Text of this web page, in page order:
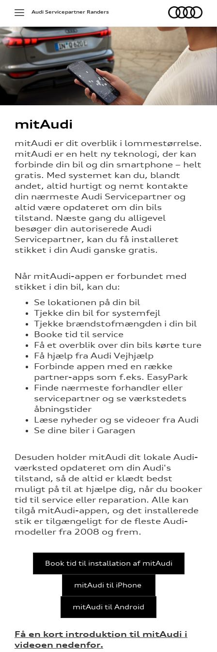
værkstedet
5 år?
elbiler
til
Toggle
navigation
Audi
Audi Servicepartner Randers
mitAudi
mitAudi er dit overblik i lommestørrelse.
mitAudi er en helt ny teknologi, der kan
forbinde din bil og din smartphone – helt
gratis. Med systemet kan du, blandt
andet, altid hurtigt og nemt kontakte
din nærmeste Audi Servicepartner og
altid være opdateret om din bils
tilstand. Næste gang du alligevel
besøger din autoriserede Audi
Servicepartner, kan du få installeret
stikket i din Audi ganske gratis.
Når mitAudi-appen er forbundet med
stikket i din bil, kan du:
Se lokationen på din bil
Tjekke din bil for systemfejl
Tjekke brændstofmængden i din bil
Booke tid til service
Få et overblik over din bils kørte ture
Få hjælp fra Audi Vejhjælp
Forbinde appen med en række
partner-apps som f.eks. EasyPark
Finde nærmeste forhandler eller
servicepartner og se værkstedets
åbningstider
Læse nyheder og se videoer fra Audi
Se dine biler i Garagen
Desuden holder mitAudi dit lokale Audi-
værksted opdateret om din Audi's
tilstand, så de altid er klædt bedst
muligt på til at hjælpe dig, når du booker
tid til service eller reparation. Alle kan
tilgå mitAudi-appen, og det installerede
stik er tilgængeligt for de fleste Audi-
modeller fra 2008 og frem.
Book tid til installation af mitAudi
mitAudi til iPhone
mitAudi til Android
Få en kort introduktion til mitAudi i
videoen nedenfor.